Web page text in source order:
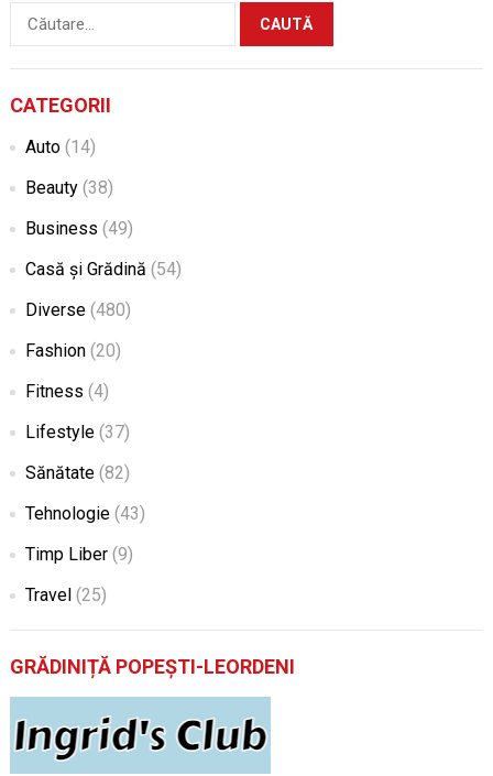
Caută
după:
CATEGORII
Auto(14)
Beauty(38)
Business (49)
Casă și Grădină (54)
Diverse(480)
Fashion(20)
Fitness (4)
Lifestyle(37)
Sănătate(82)
Tehnologie(43)
Timp Liber(9)
Travel(25)
GRĂDINIȚĂ POPEȘTI-LEORDENI